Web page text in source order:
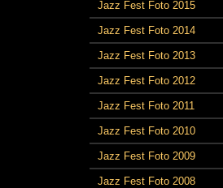
Jazz Fest Foto 2015
Jazz Fest Foto 2014
Jazz Fest Foto 2013
Jazz Fest Foto 2012
Jazz Fest Foto 2011
Jazz Fest Foto 2010
Jazz Fest Foto 2009
Jazz Fest Foto 2008